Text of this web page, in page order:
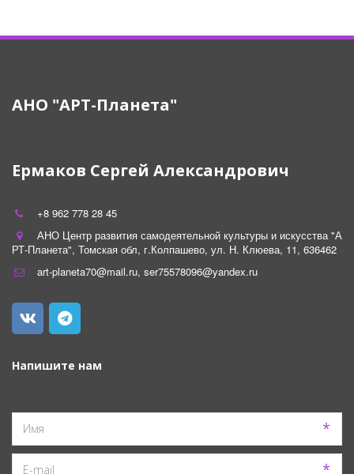
АНО "АРТ-Планета"
Ермаков Сергей Александрович
+8 962 778 28 45
АНО Центр развития самодеятельной культуры и искусства "А
РТ-Планета", Томская обл, г.Колпашево, ул. Н. Клюева, 11, 636462
art-planeta70@mail.ru, ser75578096@yandex.ru
Напишите нам
*
*